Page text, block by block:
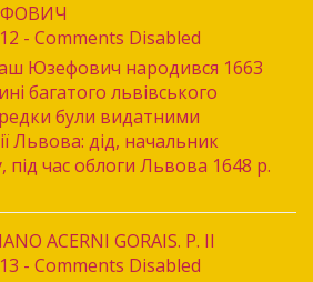
- Comments Disabled
Юзефович народився 1663
багатого львівського
були видатними
Львова: дід, начальник
під час облоги Львова 1648 р.
ACERNI GORAIS. P. II
- Comments Disabled